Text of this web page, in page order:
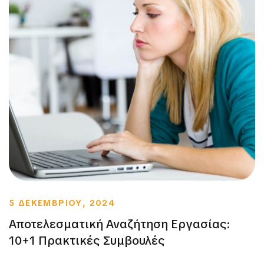
5 ΔΕΚΕΜΒΡΙΟΥ, 2024
Αποτελεσματική Αναζήτηση Εργασίας:
10+1 Πρακτικές Συμβουλές